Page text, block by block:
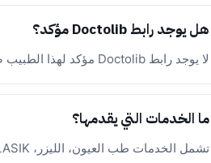
هل يوجد رابط Doctolib مؤكد؟
لا يوجد رابط Doctolib مؤكد لهذا الطبيب ضمن المصادر المتاحة.
ما الخدمات التي يقدمها؟
تشمل الخدمات طب العيون، الليزر، LASIK، عمليات العين، استشارات الساد وتشخيص الشبكية.